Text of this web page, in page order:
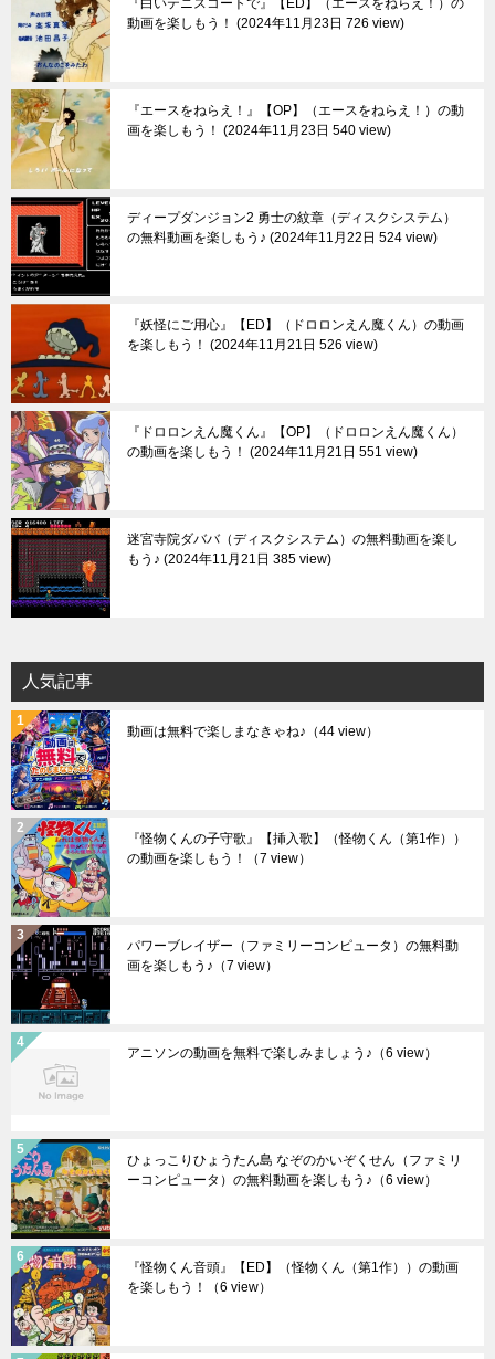
『白いテニスコートで』【ED】（エースをねらえ！）の
動画を楽しもう！
2024年11月23日 726 view
『エースをねらえ！』【OP】（エースをねらえ！）の動
画を楽しもう！
2024年11月23日 540 view
ディープダンジョン2 勇士の紋章（ディスクシステム）
の無料動画を楽しもう♪ 2024年11月22日 524 view
『妖怪にご用心』【ED】（ドロロンえん魔くん）の動画
を楽しもう！
2024年11月21日 526 view
『ドロロンえん魔くん』【OP】（ドロロンえん魔くん）
の動画を楽しもう！
2024年11月21日 551 view
迷宮寺院ダババ（ディスクシステム）の無料動画を楽し
もう♪ 2024年11月21日 385 view
人気記事
動画は無料で楽しまなきゃね♪ （44 view）
『怪物くんの子守歌』【挿入歌】（怪物くん（第1作））
の動画を楽しもう！
（7 view）
パワーブレイザー（ファミリーコンピュータ）の無料動
画を楽しもう♪ （7 view）
アニソンの動画を無料で楽しみましょう♪ （6 view）
ひょっこりひょうたん島 なぞのかいぞくせん（ファミリ
ーコンピュータ）の無料動画を楽しもう♪ （6 view）
『怪物くん音頭』【ED】（怪物くん（第1作））の動画
を楽しもう！
（6 view）